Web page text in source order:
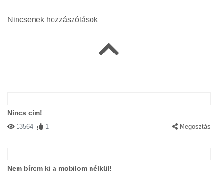
Nincsenek hozzászólások
Nincs cím!
13564 1 Megosztás
Nem bírom ki a mobilom nélkül!